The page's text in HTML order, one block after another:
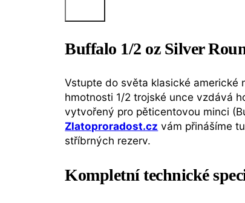
Buffalo 1/2 oz Silver
Vstupte do světa klasické
hmotnosti 1/2 trojské unce vzdává
vytvořený pro pěticentovou minci
Zlatoproradost.cz vám přinášíme
stříbrných rezerv.
Kompletní technické